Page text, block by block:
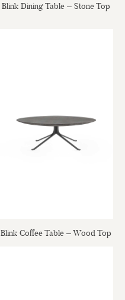
Blink Dining Table – Stone Top
Blink Coffee Table – Wood Top